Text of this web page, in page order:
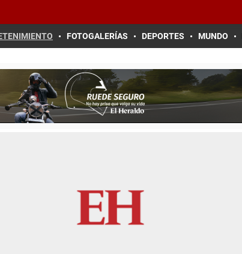
FOTOGALERÍAS DEPORTES MUNDO